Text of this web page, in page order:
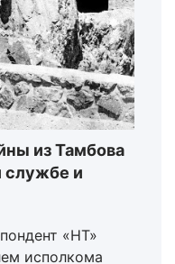
из Тамбова
службе и
«НТ»
исполкома